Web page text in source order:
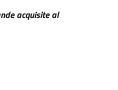
acquisite al